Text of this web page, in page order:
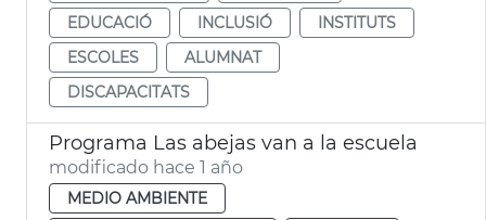
EDUCACIÓ
INCLUSIÓ
INSTITUTS
ESCOLES
ALUMNAT
DISCAPACITATS
Programa Las abejas van a la escuela
modificado hace 1 año
MEDIO AMBIENTE